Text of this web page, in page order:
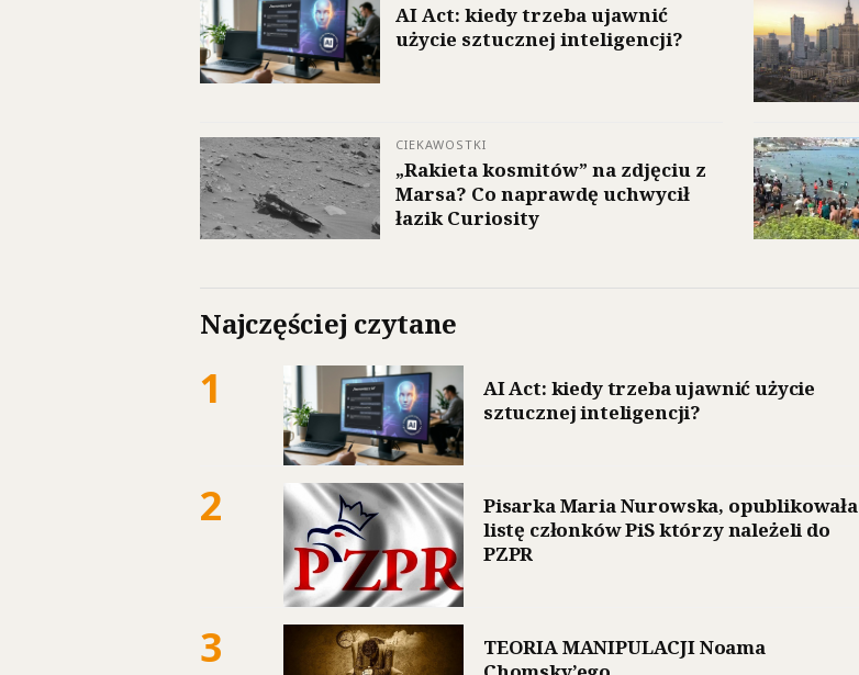
AI Act: kiedy trzeba ujawnić
użycie sztucznej inteligencji?
CIEKAWOSTKI
„Rakieta kosmitów” na zdjęciu z
Marsa? Co naprawdę uchwycił
łazik Curiosity
Najczęściej czytane
1
AI Act: kiedy trzeba ujawnić użycie
sztucznej inteligencji?
2
Pisarka Maria Nurowska, opublikowała
listę członków PiS którzy należeli do
PZPR
3
TEORIA MANIPULACJI Noama